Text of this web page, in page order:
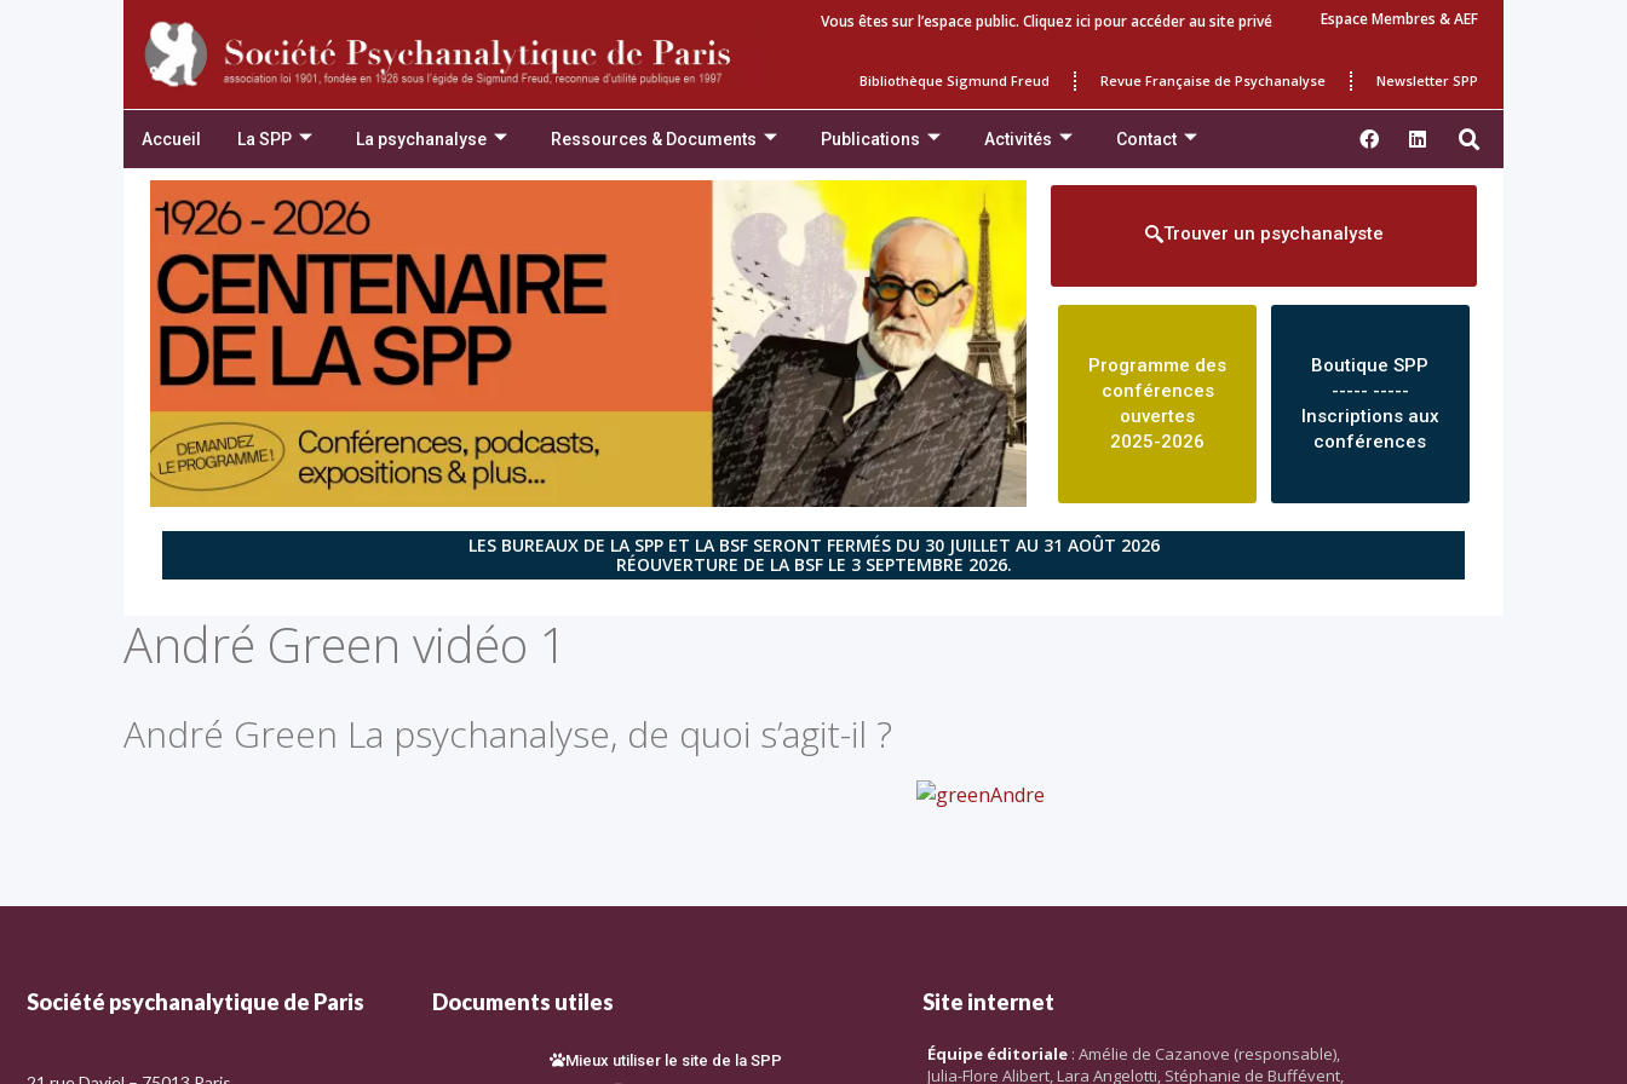
Vous êtes sur l’espace public. Cliquez ici pour accéder au site privé Espace Membres & AEF
Bibliothèque Sigmund Freud Revue Française de Psychanalyse Newsletter SPP
Accueil La SPP La psychanalyse Ressources & Documents Publications Activités Contact
Trouver un psychanalyste
Programme des
conférences
ouvertes
2025-2026
Boutique SPP
----- -----
Inscriptions aux
conférences
LES BUREAUX DE LA SPP ET LA BSF SERONT FERMÉS DU 30 JUILLET AU 31 AOÛT 2026
RÉOUVERTURE DE LA BSF LE 3 SEPTEMBRE 2026.
André Green vidéo 1
André Green La psychanalyse, de quoi s’agit-il ?
Société psychanalytique de Paris Documents utiles
Mieux utiliser le site de la SPP
Site internet
Équipe éditoriale : Amélie de Cazanove (responsable),
Julia-Flore Alibert, Lara Angelotti, Stéphanie de Buffévent,